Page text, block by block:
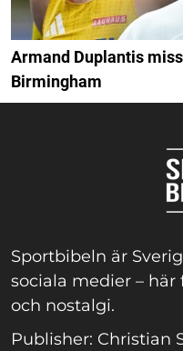
Armand Duplantis
Birmingham
Sportbibeln är
sociala medier –
och nostalgi.
Publisher: Christian